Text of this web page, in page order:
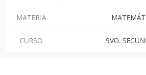
MATERIA
CURSO 9VO.